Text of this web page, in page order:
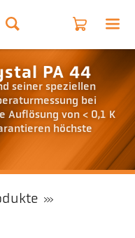
PA 44
seiner speziellen
bei
Auflösung von < 0,1 K
höchste